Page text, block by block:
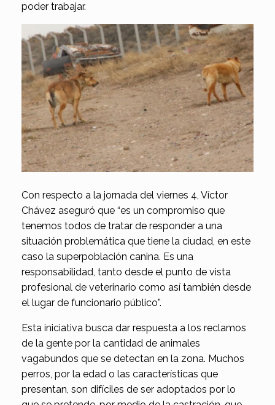
poder trabajar.
Con respecto a la jornada del viernes 4, Víctor
Chávez aseguró que “es un compromiso que
tenemos todos de tratar de responder a una
situación problemática que tiene la ciudad, en este
caso la superpoblación canina. Es una
responsabilidad, tanto desde el punto de vista
profesional de veterinario como así también desde
el lugar de funcionario público”.
Esta iniciativa busca dar respuesta a los reclamos
de la gente por la cantidad de animales
vagabundos que se detectan en la zona. Muchos
perros, por la edad o las características que
presentan, son difíciles de ser adoptados por lo